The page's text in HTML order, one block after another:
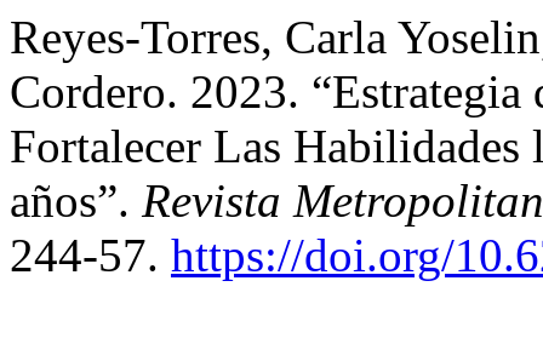
Reyes-Torres, Carla
Cordero. 2023.
Fortalecer Las
años”. Revista
244-57. https://doi.org/